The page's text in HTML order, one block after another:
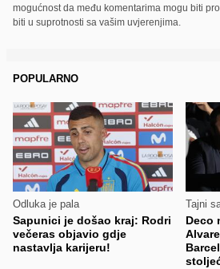
mogućnost da među komentarima mogu biti
biti u suprotnosti sa vašim uvjerenjima.
POPULARNO
Odluka je pala
Sapunici je došao kraj: Rodri
večeras objavio gdje
nastavlja karijeru!
Tajni
Deco